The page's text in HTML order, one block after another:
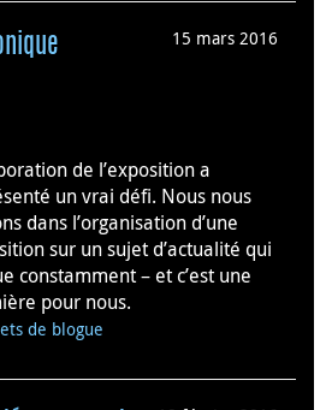
15 mars 2016
de l’exposition a
un vrai défi. Nous nous
dans l’organisation d’une
sur un sujet d’actualité qui
constamment – et c’est une
pour nous.
de blogue